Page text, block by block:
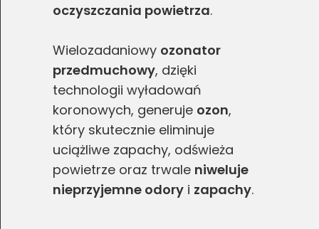
oczyszczania powietrza.
Wielozadaniowy ozonator
przedmuchowy, dzięki
technologii wyładowań
koronowych, generuje ozon,
który skutecznie eliminuje
uciążliwe zapachy, odświeża
powietrze oraz trwale niweluje
nieprzyjemne odory i zapachy.